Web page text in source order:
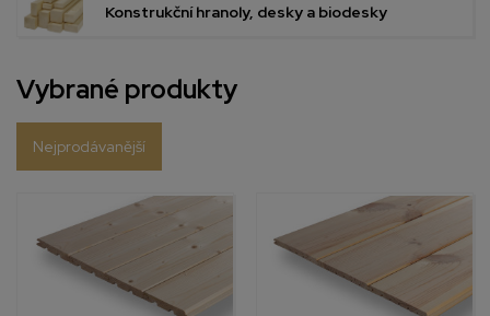
Konstrukční hranoly, desky a biodesky
Vybrané produkty
Nejprodávanější